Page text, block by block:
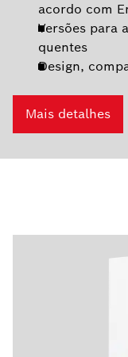
acordo com
Versões para
quentes
Design,
Mais detalhes